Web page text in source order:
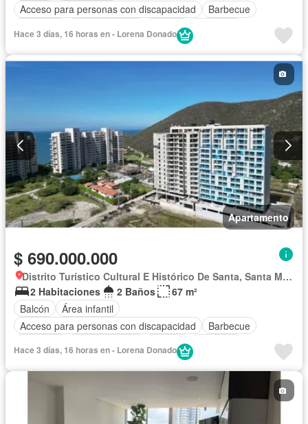
Acceso para personas con discapacidad
Barbecue
Jacuzzi
Sauna
Seguridad privada
Piscina Agua
Hace 3 días, 16 horas en - Lorena Donado
Apartamento
$ 690.000.000
Distrito Turístico Cultural E Histórico De Santa, Santa Marta
2 Habitaciones
2 Baños
67 m²
Balcón
Área infantil
Acceso para personas con discapacidad
Barbecue
Jacuzzi
Sauna
Hace 3 días, 16 horas en - Lorena Donado